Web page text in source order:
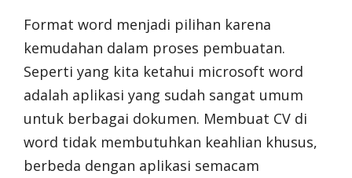
Format word menjadi pilihan karena
kemudahan dalam proses pembuatan.
Seperti yang kita ketahui microsoft word
adalah aplikasi yang sudah sangat umum
untuk berbagai dokumen. Membuat CV di
word tidak membutuhkan keahlian khusus,
berbeda dengan aplikasi semacam